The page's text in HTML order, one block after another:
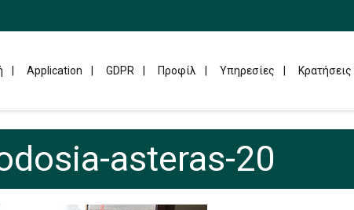
Application GDPR Προφίλ Υπηρεσίες
asteras-20